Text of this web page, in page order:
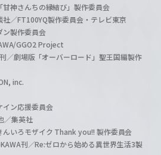
神さんちの縁結び」製作委員会
／FT100YQ製作委員会・テレビ東京
製作委員会
GGO2 Project
／劇場版「オーバーロード」聖王国編製作
inc.
ン応援委員会
／集英社
いろモザイク Thank you!! 製作委員会
刊／Re:ゼロから始める異世界生活3製